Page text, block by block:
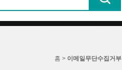
홈 > 이메일무단수집거부